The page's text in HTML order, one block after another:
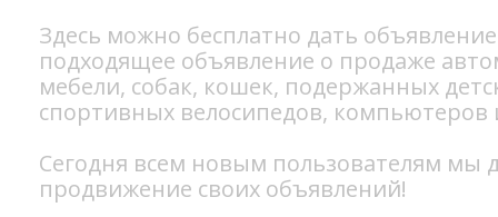
Здесь можно бесплатно дать
подходящее объявление о продаже
мебели, собак, кошек, подержанных
спортивных велосипедов, компьютеров
Сегодня всем новым пользователям мы
продвижение своих объявлений!